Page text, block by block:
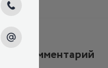
комментарий